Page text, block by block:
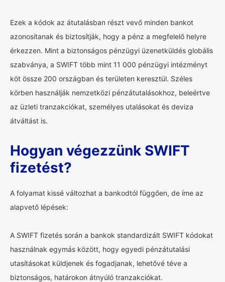
Ezek a kódok az átutalásban részt vevő minden bankot
azonosítanak és biztosítják, hogy a pénz a megfelelő helyre
érkezzen. Mint a biztonságos pénzügyi üzenetküldés globális
szabványa, a SWIFT több mint 11 000 pénzügyi intézményt
köt össze 200 országban és területen keresztül. Széles
körben használják nemzetközi pénzátutalásokhoz, beleértve
az üzleti tranzakciókat, személyes utalásokat és deviza
átváltást is.
Hogyan végezzünk SWIFT
fizetést?
A folyamat kissé változhat a bankodtól függően, de íme az
alapvető lépések:
A SWIFT fizetés során a bankok standardizált SWIFT kódokat
használnak egymás között, hogy egyedi pénzátutalási
utasításokat küldjenek és fogadjanak, lehetővé téve a
biztonságos, határokon átnyúló tranzakciókat.